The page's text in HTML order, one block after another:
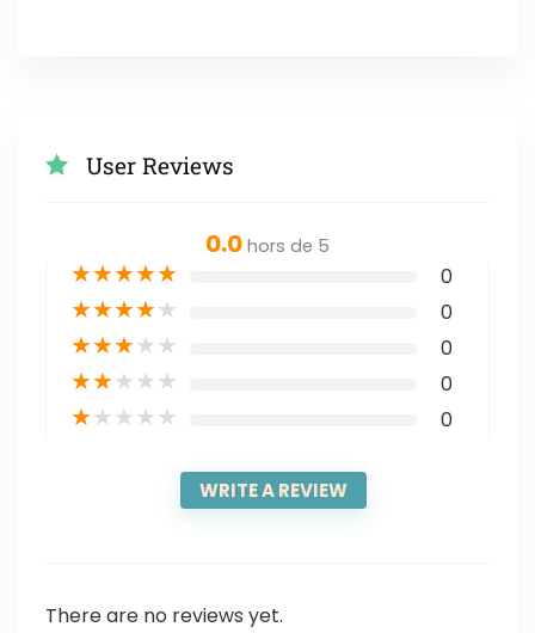
User Reviews
0.0 hors de 5
★★★★★ 0
★★★★★ 0
★★★★★ 0
★★★★★ 0
★★★★★ 0
WRITE A REVIEW
There are no reviews yet.